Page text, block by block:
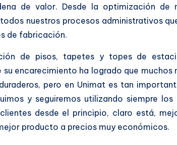
de valor. Desde la optimización de
nuestros procesos administrativos
de fabricación.
de pisos, tapetes y topes de
su encarecimiento ha logrado que
pero en Unimat es tan
y seguiremos utilizando siempre
desde el principio, claro está,
producto a precios muy económicos.